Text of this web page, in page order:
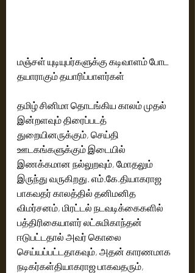
மஞ்சள் யுடியுபர்களுக்கு கடிவாளம் போட
தயாராகும் தயாரிப்பாளர்கள்
தமிழ் சினிமா தொடங்கிய காலம் முதல்
இன்றளவும் திரைப்படத்
துறையினருக்கும், செய்தி
ஊடகங்களுக்கும் இடையில்
இணக்கமான நல்லுறவும், மோதலும்
இருந்து வருகிறது. எம்.கே.தியாகராஜ
பாகவதர் காலத்தில் தனிமனித
விமர்சனம், மிரட்டல் நடவடிக்கைகளில்
பத்திரிகையாளர் லட்சுமிகாந்தன்
ஈடுபட்டதால் அவர் கொலை
செய்யப்பட்டதாகவும், அதன் காரணமாக
நடிகர்கள்தியாகராஜ பாகவதரும்,